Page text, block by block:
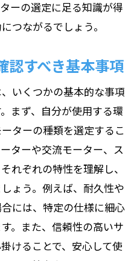
ーター選定のヒント
ーター選びの考え方
ター選定のステップ
ーの選定に足る知識が得
つながるでしょう。
認すべき基本事項
いくつかの基本的な事項
まず、自分が使用する環
ターの種類を選定するこ
ターや交流モーター、ス
れぞれの特性を理解し、
ょう。例えば、耐久性や
には、特定の仕様に細心
。また、信頼性の高いサ
けることで、安心して使